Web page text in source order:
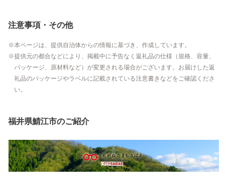
注意事項・その他
本ページは、提供自治体からの情報に基づき、作成しています。
提供元の都合などにより、掲載中に予告なく返礼品の仕様（規格、容量、
パッケージ、原材料など）が変更される場合がございます。お届けした返
礼品のパッケージやラベルに記載されている注意書きなどをご確認くださ
い。
福井県鯖江市のご紹介